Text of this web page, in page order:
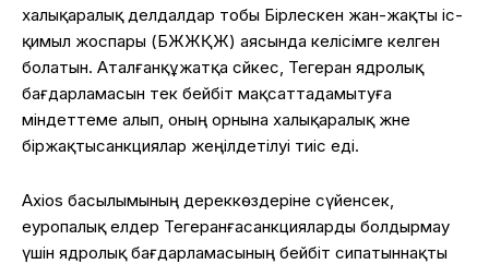
халықаралық делдалдар тобы Бірлескен жан-жақты іс-
қимыл жоспары (БЖЖҚЖ) аясында келісімге келген
болатын. Аталғанқұжатқа сәйкес, Тегеран ядролық
бағдарламасын тек бейбіт мақсаттадамытуға
міндеттеме алып, оның орнына халықаралық және
біржақтысанкциялар жеңілдетілуі тиіс еді.
Axios басылымының дереккөздеріне сүйенсек,
еуропалық елдер Тегеранғасанкцияларды болдырмау
үшін ядролық бағдарламасының бейбіт сипатыннақты